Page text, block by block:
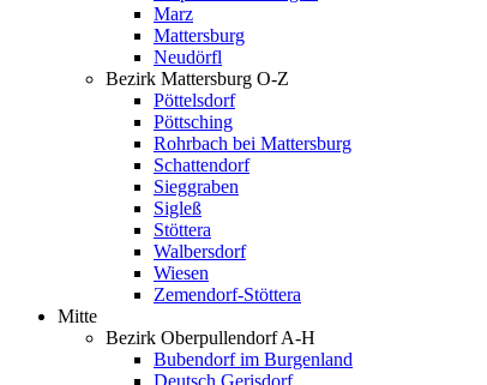
Marz
Mattersburg
Neudörfl
Bezirk Mattersburg O-Z
Pöttelsdorf
Pöttsching
Rohrbach bei Mattersburg
Schattendorf
Sieggraben
Sigleß
Stöttera
Walbersdorf
Wiesen
Zemendorf-Stöttera
Mitte
Bezirk Oberpullendorf A-H
Bubendorf im Burgenland
Deutsch Gerisdorf